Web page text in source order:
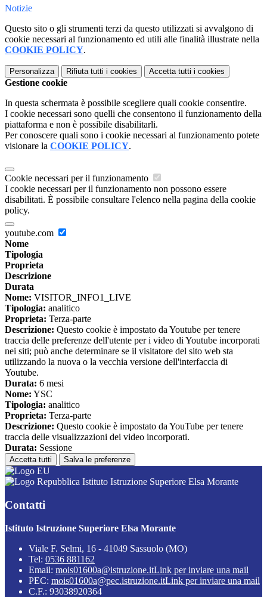
Notizie
Questo sito o gli strumenti terzi da questo utilizzati si avvalgono di
cookie necessari al funzionamento ed utili alle finalità illustrate nella
COOKIE POLICY.
Personalizza Rifiuta tutti i cookies Accetta tutti i cookies
Gestione cookie
In questa schermata è possibile scegliere quali cookie consentire.
I cookie necessari sono quelli che consentono il funzionamento della
piattaforma e non è possibile disabilitarli.
Per conoscere quali sono i cookie necessari al funzionamento potete
visionare la COOKIE POLICY.
Cookie necessari per il funzionamento
I cookie necessari per il funzionamento non possono essere
disabilitati. È possibile consultare l'elenco nella pagina della cookie
policy.
youtube.com
Nome
Tipologia
Proprieta
Descrizione
Durata
Nome: VISITOR_INFO1_LIVE
Tipologia: analitico
Proprieta: Terza-parte
Descrizione: Questo cookie è impostato da Youtube per tenere
traccia delle preferenze dell'utente per i video di Youtube incorporati
nei siti; può anche determinare se il visitatore del sito web sta
utilizzando la nuova o la vecchia versione dell'interfaccia di
Youtube.
Durata: 6 mesi
Nome: YSC
Tipologia: analitico
Proprieta: Terza-parte
Descrizione: Questo cookie è impostato da YouTube per tenere
traccia delle visualizzazioni dei video incorporati.
Durata: Sessione
Accetta tutti Salva le preferenze
Istituto Istruzione Superiore Elsa Morante
Contatti
Istituto Istruzione Superiore Elsa Morante
Viale F. Selmi, 16 - 41049 Sassuolo (MO)
Tel: 0536 881162
Email: mois01600a@istruzione.itLink per inviare una mail
PEC: mois01600a@pec.istruzione.itLink per inviare una mail
C.F.: 93038920364